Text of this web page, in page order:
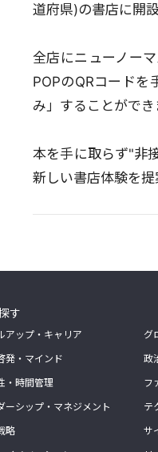
道府県)の書店に開
全店にニューノー
POPのQRコードを
み」することができ
本を手に取らず"非
新しい書店体験を提
す
アップ・キャリア
発・マインド
・時間管理
ーシップ・マネジメント
略
グ
政
フ
テ
サ